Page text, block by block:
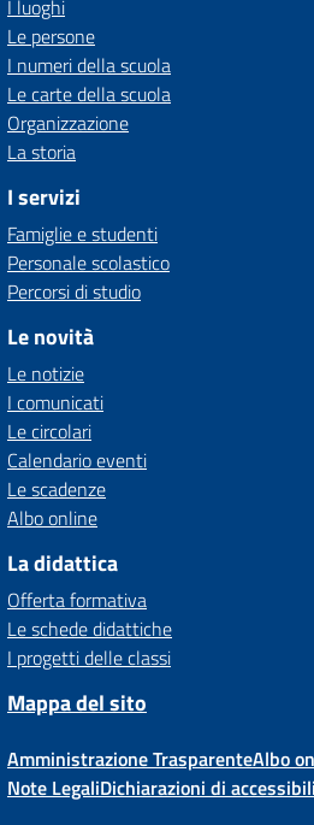
I luoghi
Le persone
I numeri della scuola
Le carte della scuola
Organizzazione
La storia
I servizi
Famiglie e studenti
Personale scolastico
Percorsi di studio
Le novità
Le notizie
I comunicati
Le circolari
Calendario eventi
Le scadenze
Albo online
La didattica
Offerta formativa
Le schede didattiche
I progetti delle classi
Mappa del sito
Amministrazione TrasparenteAlbo
Note LegaliDichiarazioni di